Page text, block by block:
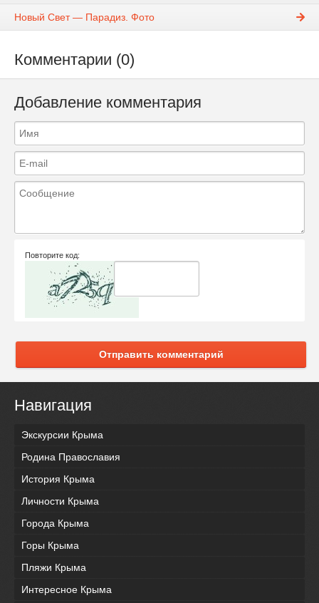
Новый Свет — Парадиз. Фото
Комментарии (0)
Добавление комментария
Повторите код:
Отправить комментарий
Навигация
Экскурсии Крыма
Родина Православия
История Крыма
Личности Крыма
Города Крыма
Горы Крыма
Пляжи Крыма
Интересное Крыма